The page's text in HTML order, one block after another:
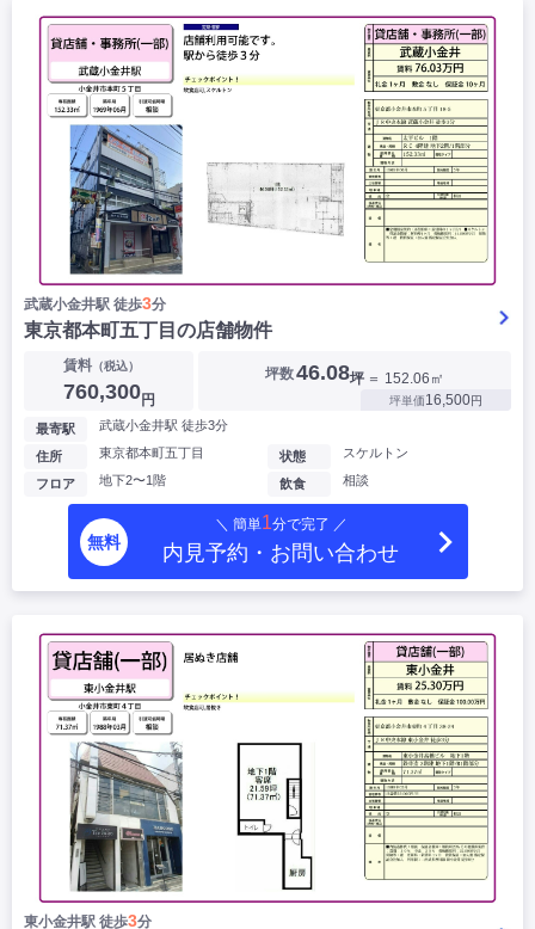
武蔵小金井駅 徒歩3分
東京都本町五丁目の店舗物件
賃料（税込）
760,300円
坪数46.08坪 ＝ 152.06㎡
坪単価16,500円
最寄駅 武蔵小金井駅 徒歩3分
住所 東京都本町五丁目
フロア 地下2〜1階
状態 スケルトン
飲食 相談
無料
＼ 簡単1分で完了 ／
内見予約・お問い合わせ
東小金井駅 徒歩3分